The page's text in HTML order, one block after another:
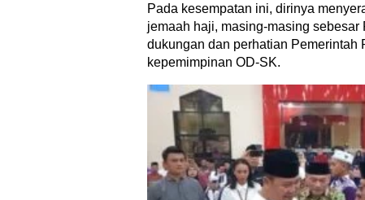
Pada kesempatan ini, dirinya
jemaah haji, masing-masing
dukungan dan perhatian Pemerintah
kepemimpinan OD-SK.